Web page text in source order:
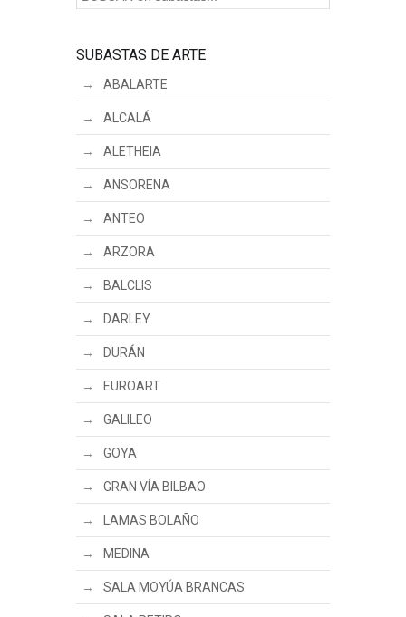
SUBASTAS DE ARTE
ABALARTE
ALCALÁ
ALETHEIA
ANSORENA
ANTEO
ARZORA
BALCLIS
DARLEY
DURÁN
EUROART
GALILEO
GOYA
GRAN VÍA BILBAO
LAMAS BOLAÑO
MEDINA
SALA MOYÚA BRANCAS